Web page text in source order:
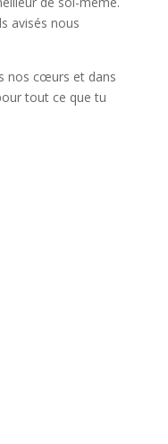
avisés nous
nos cœurs et dans
tout ce que tu